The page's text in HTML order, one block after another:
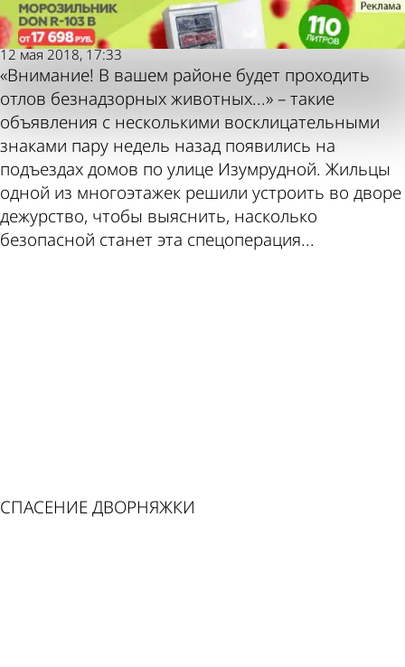
Собачье сердце
Молодой
ленинец
12 мая 2018, 17:33
«Внимание! В вашем районе будет проходить
отлов безнадзорных животных...» – такие
объявления с несколькими восклицательными
знаками пару недель назад появились на
подъездах домов по улице Изумрудной. Жильцы
одной из многоэтажек решили устроить во дворе
дежурство, чтобы выяснить, насколько
безопасной станет эта спецоперация...
СПАСЕНИЕ ДВОРНЯЖКИ
Собачье сердце
Молодой
ленинец
Также
Погода